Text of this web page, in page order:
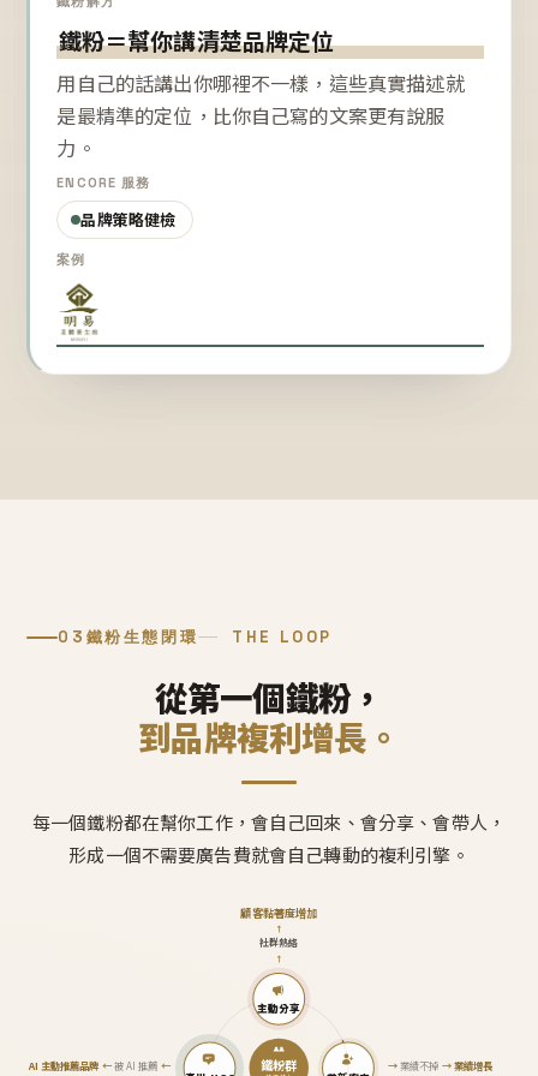
鐵粉＝幫你講清楚品牌定位
用自己的話講出你哪裡不一樣，這些真實描述就
是最精準的定位，比你自己寫的文案更有說服
力。
ENCORE 服務
品牌策略健檢
案例
03 鐵粉生態閉環 THE LOOP
從第一個鐵粉，
到品牌複利增長。
每一個鐵粉都在幫你工作，會自己回來、會分享、會帶人，
形成一個不需要廣告費就會自己轉動的複利引擎。
鐵粉群
主動分享
↑
社群熱絡
↑
顧客黏著度增加
→業績不掉 →業績增長
AI 主動推薦品牌←被 AI 推薦 ←